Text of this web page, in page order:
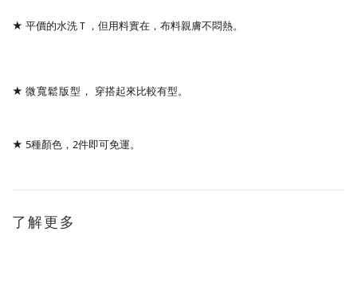
★ 平價的水洗Ｔ，但用料實在 ， 布料親膚不悶熱。
★ 微寬鬆版型， 穿搭起來比較有型。
★ 5種顏色，2件即可免運。
了解更多